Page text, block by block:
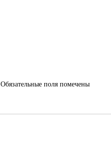
Обязательные поля помечены